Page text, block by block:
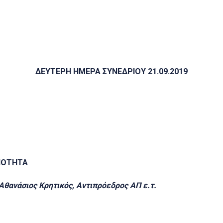
ΔΕΥΤΕΡΗ ΗΜΕΡΑ ΣΥΝΕΔΡΙΟΥ 21.09.2019
Kρητικός, Αντιπρόεδρος ΑΠ ε.τ.